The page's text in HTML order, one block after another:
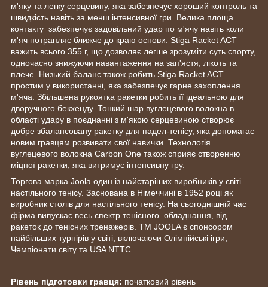
м'яку та легку серцевину, яка забезпечує хороший контроль та
швидкість навіть за менш інтенсивної гри. Велика площа
контакту забезпечує задовільний удар по м'ячу навіть коли
м'яч потрапляє ближче до краю основи. Stiga Racket ACT
важить всього 355 г, що дозволяє легше зрозуміти суть спорту,
одночасно знижуючи навантаження на зап'ястя, лікоть та
плече. Низький баланс також робить Stiga Racket ACT
простим у використанні, яка забезпечує гарне захоплення
м'яча. Збільшена рукоятка ракетки робить її ідеальною для
дворучного бекхенду. Тонкий шар вуглецевого волокна в
області удару в поєднанні з м'якою серцевиною створює
добре збалансовану ракетку для падел-тенісу, яка допомагає
новим гравцям розвивати свої навички. Технологія
вуглецевого волокна Carbon One також сприяє створенню
міцної ракетки, яка витримує інтенсивну гру.
Торгова марка Joola один із найстаріших виробників у світі
настільного тенісу. Заснована в Німеччині в 1952 році як
виробник столів для настільного тенісу. На сьогоднішній час
фірма випускає весь спектр тенісного обладнання, від
ракеток до тенісних тренажерів. ТМ JOOLA є спонсором
найбільших турнірів у світі, включаючи Олімпійські ігри,
Чемпіонати світу та USA NTTC.
Рівень підготовки гравця: початковий рівень